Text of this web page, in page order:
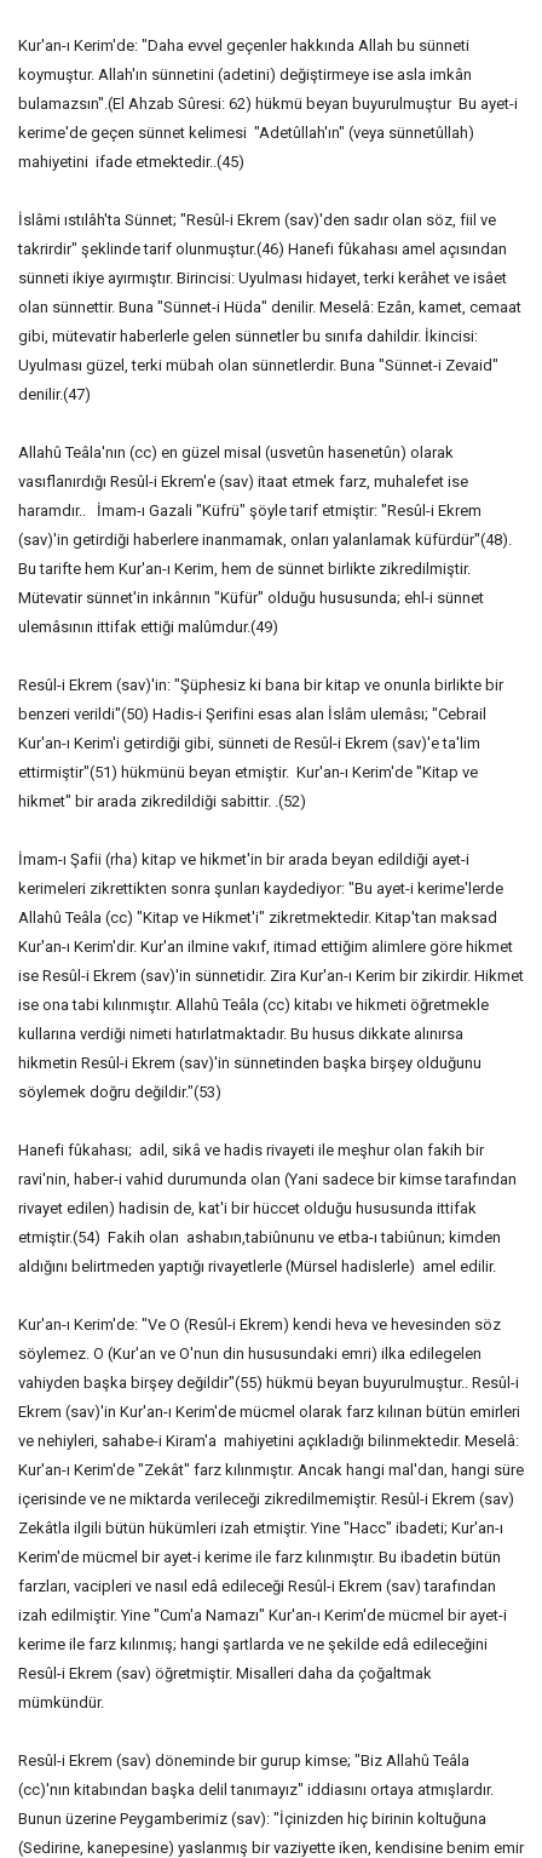
Kur'an-ı Kerim'de: "Daha evvel geçenler hakkında Allah bu sünneti
koymuştur. Allah'ın sünnetini (adetini) değiştirmeye ise asla imkân
bulamazsın".(El Ahzab Sûresi: 62) hükmü beyan buyurulmuştur Bu ayet-i
kerime'de geçen sünnet kelimesi "Adetûllah'ın" (veya sünnetûllah)
mahiyetini ifade etmektedir..(45)
İslâmi ıstılâh'ta Sünnet; "Resûl-i Ekrem (sav)'den sadır olan söz, fiil ve
takrirdir" şeklinde tarif olunmuştur.(46) Hanefi fûkahası amel açısından
sünneti ikiye ayırmıştır. Birincisi: Uyulması hidayet, terki kerâhet ve isâet
olan sünnettir. Buna "Sünnet-i Hüda" denilir. Meselâ: Ezân, kamet, cemaat
gibi, mütevatir haberlerle gelen sünnetler bu sınıfa dahildir. İkincisi:
Uyulması güzel, terki mübah olan sünnetlerdir. Buna "Sünnet-i Zevaid"
denilir.(47)
Allahû Teâla'nın (cc) en güzel misal (usvetûn hasenetûn) olarak
vasıflanırdığı Resûl-i Ekrem'e (sav) itaat etmek farz, muhalefet ise
haramdır.. İmam-ı Gazali "Küfrü" şöyle tarif etmiştir: "Resûl-i Ekrem
(sav)'in getirdiği haberlere inanmamak, onları yalanlamak küfürdür"(48).
Bu tarifte hem Kur'an-ı Kerim, hem de sünnet birlikte zikredilmiştir.
Mütevatir sünnet'in inkârının "Küfür" olduğu hususunda; ehl-i sünnet
ulemâsının ittifak ettiği malûmdur.(49)
Resûl-i Ekrem (sav)'in: "Şüphesiz ki bana bir kitap ve onunla birlikte bir
benzeri verildi"(50) Hadis-i Şerifini esas alan İslâm ulemâsı; "Cebrail
Kur'an-ı Kerim'i getirdiği gibi, sünneti de Resûl-i Ekrem (sav)'e ta'lim
ettirmiştir"(51) hükmünü beyan etmiştir. Kur'an-ı Kerim'de "Kitap ve
hikmet" bir arada zikredildiği sabittir. .(52)
İmam-ı Şafii (rha) kitap ve hikmet'in bir arada beyan edildiği ayet-i
kerimeleri zikrettikten sonra şunları kaydediyor: "Bu ayet-i kerime'lerde
Allahû Teâla (cc) "Kitap ve Hikmet'i" zikretmektedir. Kitap'tan maksad
Kur'an-ı Kerim'dir. Kur'an ilmine vakıf, itimad ettiğim alimlere göre hikmet
ise Resûl-i Ekrem (sav)'in sünnetidir. Zira Kur'an-ı Kerim bir zikirdir. Hikmet
ise ona tabi kılınmıştır. Allahû Teâla (cc) kitabı ve hikmeti öğretmekle
kullarına verdiği nimeti hatırlatmaktadır. Bu husus dikkate alınırsa
hikmetin Resûl-i Ekrem (sav)'in sünnetinden başka birşey olduğunu
söylemek doğru değildir."(53)
Hanefi fûkahası; adil, sikâ ve hadis rivayeti ile meşhur olan fakih bir
ravi'nin, haber-i vahid durumunda olan (Yani sadece bir kimse tarafından
rivayet edilen) hadisin de, kat'i bir hüccet olduğu hususunda ittifak
etmiştir.(54) Fakih olan ashabın,tabiûnunu ve etba-ı tabiûnun; kimden
aldığını belirtmeden yaptığı rivayetlerle (Mürsel hadislerle) amel edilir.
Kur'an-ı Kerim'de: "Ve O (Resûl-i Ekrem) kendi heva ve hevesinden söz
söylemez. O (Kur'an ve O'nun din hususundaki emri) ilka edilegelen
vahiyden başka birşey değildir"(55) hükmü beyan buyurulmuştur.. Resûl-i
Ekrem (sav)'in Kur'an-ı Kerim'de mücmel olarak farz kılınan bütün emirleri
ve nehiyleri, sahabe-i Kiram'a mahiyetini açıkladığı bilinmektedir. Meselâ:
Kur'an-ı Kerim'de "Zekât" farz kılınmıştır. Ancak hangi mal'dan, hangi süre
içerisinde ve ne miktarda verileceği zikredilmemiştir. Resûl-i Ekrem (sav)
Zekâtla ilgili bütün hükümleri izah etmiştir. Yine "Hacc" ibadeti; Kur'an-ı
Kerim'de mücmel bir ayet-i kerime ile farz kılınmıştır. Bu ibadetin bütün
farzları, vacipleri ve nasıl edâ edileceği Resûl-i Ekrem (sav) tarafından
izah edilmiştir. Yine "Cum'a Namazı" Kur'an-ı Kerim'de mücmel bir ayet-i
kerime ile farz kılınmış; hangi şartlarda ve ne şekilde edâ edileceğini
Resûl-i Ekrem (sav) öğretmiştir. Misalleri daha da çoğaltmak
mümkündür.
Resûl-i Ekrem (sav) döneminde bir gurup kimse; "Biz Allahû Teâla
(cc)'nın kitabından başka delil tanımayız" iddiasını ortaya atmışlardır.
Bunun üzerine Peygamberimiz (sav): "İçinizden hiç birinin koltuğuna
(Sedirine, kanepesine) yaslanmış bir vaziyette iken, kendisine benim emir